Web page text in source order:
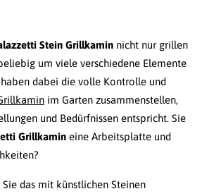
Stein Grillkamin nicht nur grillen
um viele verschiedene Elemente
dabei die volle Kontrolle und
im Garten zusammenstellen,
und Bedürfnissen entspricht. Sie
Grillkamin eine Arbeitsplatte und
das mit künstlichen Steinen